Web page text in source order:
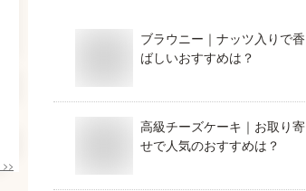
>>
ブラウニー｜ナッツ入りで香
ばしいおすすめは？
高級チーズケーキ｜お取り寄
せで人気のおすすめは？